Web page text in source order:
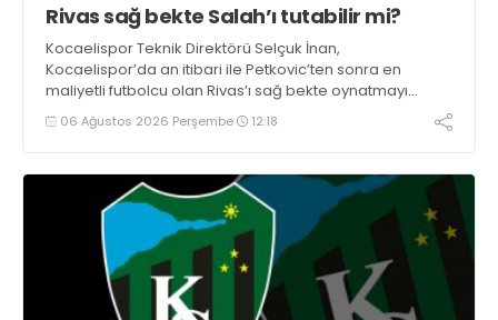
Rivas sağ bekte Salah’ı tutabilir mi?
Kocaelispor Teknik Direktörü Selçuk İnan,
Kocaelispor’da an itibari ile Petkovic’ten sonra en
maliyetli futbolcu olan Rivas’ı sağ bekte oynatmayı
düşünüyor.
06 Ağustos 2026 Perşembe 12:18